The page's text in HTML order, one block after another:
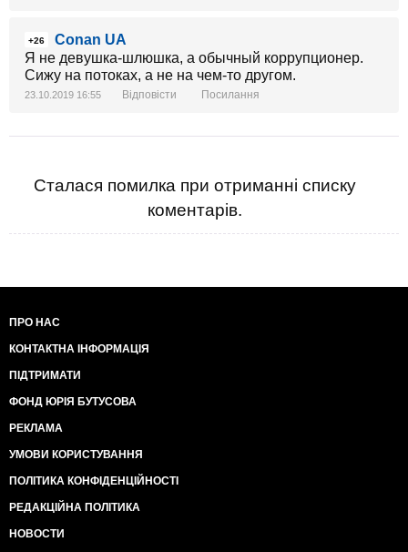
+26
Conan UA
Я не девушка-шлюшка, а обычный коррупционер.
Сижу на потоках, а не на чем-то другом.
23.10.2019 16:55 Відповісти Посилання
Сталася помилка при отриманні списку
коментарів.
ПРО НАС
КОНТАКТНА ІНФОРМАЦІЯ
ПІДТРИМАТИ
ФОНД ЮРІЯ БУТУСОВА
РЕКЛАМА
УМОВИ КОРИСТУВАННЯ
ПОЛІТИКА КОНФІДЕНЦІЙНОСТІ
РЕДАКЦІЙНА ПОЛІТИКА
НОВОСТИ